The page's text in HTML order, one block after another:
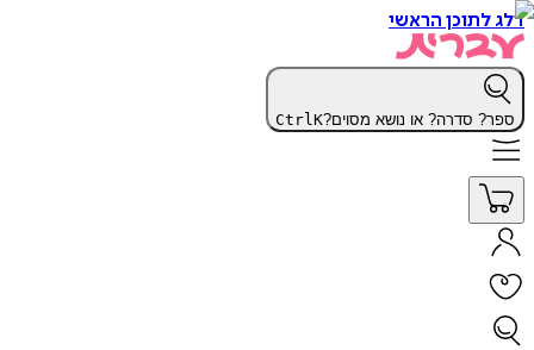
דלג לתוכן הראשי
ספר? סדרה? או נושא מסוים? CtrlK